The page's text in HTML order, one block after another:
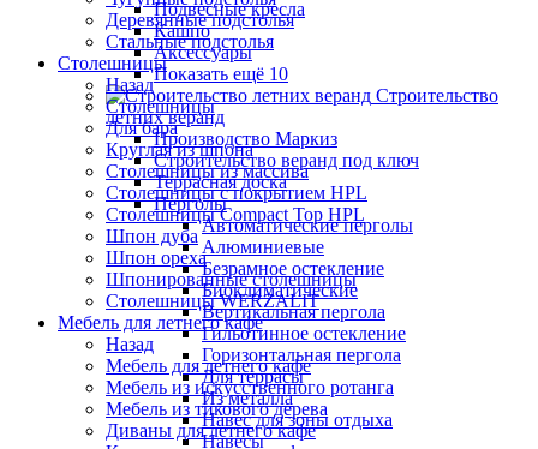
Подвесные кресла
Кашпо
Аксессуары
Показать ещё 10
Строительство
летних веранд
Производство Маркиз
Строительство веранд под ключ
Террасная доска
Перголы
Автоматические перголы
Алюминиевые
Безрамное остекление
Биоклиматические
Вертикальная пергола
Гильотинное остекление
Горизонтальная пергола
Для террасы
Из металла
Навес для зоны отдыха
Навесы
Деревянные подстолья
Стальные подстолья
Столешницы
Назад
Столешницы
Для бара
Круглая из шпона
Столешницы из массива
Столешницы с покрытием HPL
Столешницы Сompact Top HPL
Шпон дуба
Шпон ореха
Шпонированные столешницы
Столешницы WERZALIT
Мебель для летнего кафе
Назад
Мебель для летнего кафе
Мебель из искусственного ротанга
Мебель из тикового дерева
Диваны для летнего кафе